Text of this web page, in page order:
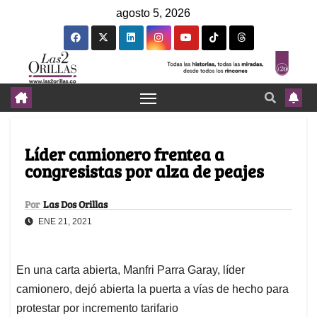
agosto 5, 2026
Líder camionero frentea a
congresistas por alza de peajes
Por Las Dos Orillas
ENE 21, 2021
En una carta abierta, Manfri Parra Garay, líder
camionero, dejó abierta la puerta a vías de hecho para
protestar por incremento tarifario